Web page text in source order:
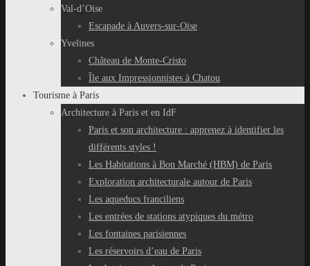
Val-d’Oise
Escapade à Auvers-sur-Oise
Yvelines
Château de Monte-Cristo
Île aux Impressionnistes à Chatou
Tourisme à Paris
Architecture à Paris et en IdF
Paris et son architecture : apprenez à identifier les
différents styles !
Les Habitations à Bon Marché (HBM) de Paris
Exploration architecturale autour de Paris
Les aqueducs franciliens
Les entrées de stations atypiques du métro
Les fontaines parisiennes
Les réservoirs d’eau de Paris